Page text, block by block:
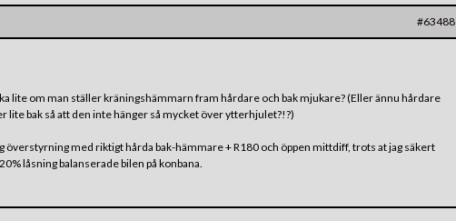
#63488
lite om man ställer kräningshämmarn fram hårdare och bak mjukare? (Eller ännu hårdare
lite bak så att den inte hänger så mycket över ytterhjulet?!?)
överstyrning med riktigt hårda bak-hämmare + R180 och öppen mittdiff, trots at jag säkert
låsning balanserade bilen på konbana.